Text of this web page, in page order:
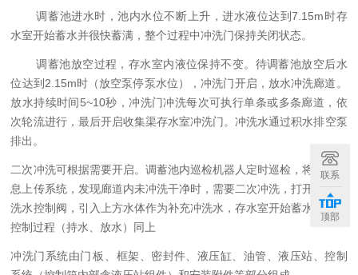
调蓄池进水时，池内水位不断上升，进水液位达到7.15m时存
水室开始蓄水并很快蓄满，整个过程中冲洗门保持关闭状态。
调蓄池放空过程，存水室内液位保持不变。待调蓄池放空后水
位达到2.15m时（放空泵停泵水位），冲洗门开启，放水冲洗廊道。
放水持续时间5~10秒，冲洗门冲洗每次可执行单条或多条廊道，依
次轮流进行，最后开启收集渠存水室冲洗门。冲洗水通过积水排空泵
排出。
二次冲洗可根据需要开启。调蓄池内巡检机器人定时巡检，将巡检信
息上传系统，发现廊道内未冲洗干净时，需要二次冲洗，打开补充冲
洗水控制阀，引入上方水体作为补充冲洗水，存水室开始蓄水。后续
控制过程（持水、放水）同上
冲洗门系统由门板 、框架、密封件、液压缸、油管、液压站、控制
联系
顶部